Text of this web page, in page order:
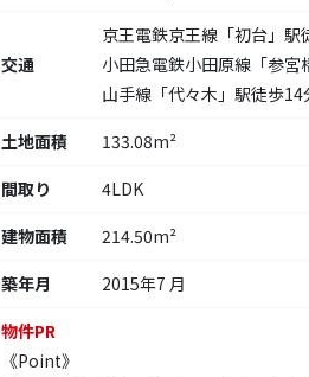
交通
京王電鉄京王線「初台」駅
小田急電鉄小田原線「参宮
山手線「代々木」駅徒歩14
土地面積
133.08m²
間取り
4LDK
建物面積
214.50m²
築年月
2015年7 月
物件PR
《Point》